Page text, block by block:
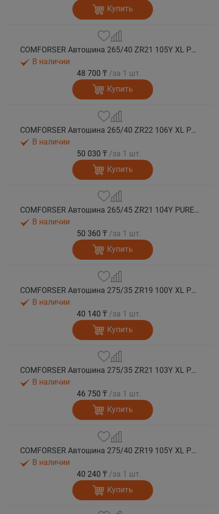
Купить
COMFORSER Автошина 265/40 ZR21 105Y XL PURESPEED лето
В наличии
48 700 ₸ /за 1 шт.
Купить
COMFORSER Автошина 265/40 ZR22 106Y XL PURESPEED лето
В наличии
50 030 ₸ /за 1 шт.
Купить
COMFORSER Автошина 265/45 ZR21 104Y PURESPEED лето
В наличии
50 360 ₸ /за 1 шт.
Купить
COMFORSER Автошина 275/35 ZR19 100Y XL PURESPEED лето
В наличии
40 140 ₸ /за 1 шт.
Купить
COMFORSER Автошина 275/35 ZR21 103Y XL PURESPEED лето
В наличии
46 750 ₸ /за 1 шт.
Купить
COMFORSER Автошина 275/40 ZR19 105Y XL PURESPEED лето
В наличии
40 240 ₸ /за 1 шт.
Купить